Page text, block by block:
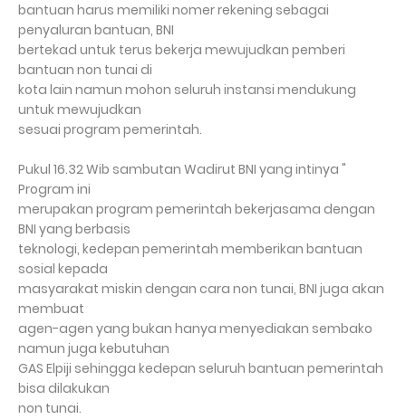
bantuan harus memiliki nomer rekening sebagai
penyaluran bantuan, BNI
bertekad untuk terus bekerja mewujudkan pemberi
bantuan non tunai di
kota lain namun mohon seluruh instansi mendukung
untuk mewujudkan
sesuai program pemerintah.
Pukul 16.32 Wib sambutan Wadirut BNI yang intinya "
Program ini
merupakan program pemerintah bekerjasama dengan
BNI yang berbasis
teknologi, kedepan pemerintah memberikan bantuan
sosial kepada
masyarakat miskin dengan cara non tunai, BNI juga akan
membuat
agen-agen yang bukan hanya menyediakan sembako
namun juga kebutuhan
GAS Elpiji sehingga kedepan seluruh bantuan pemerintah
bisa dilakukan
non tunai.